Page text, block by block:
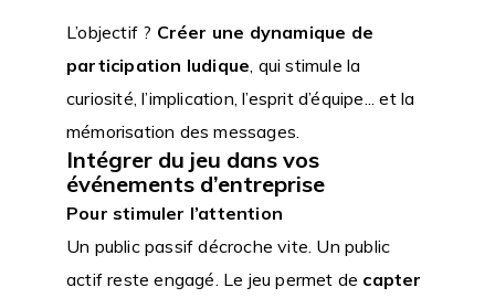
L’objectif ? Créer une dynamique de
participation ludique , qui stimule la
curiosité, l’implication, l’esprit d’équipe... et la
mémorisation des messages.
Intégrer du jeu dans vos
événements d’entreprise
Pour stimuler l’attention
Un public passif décroche vite. Un public
actif reste engagé. Le jeu permet de capter